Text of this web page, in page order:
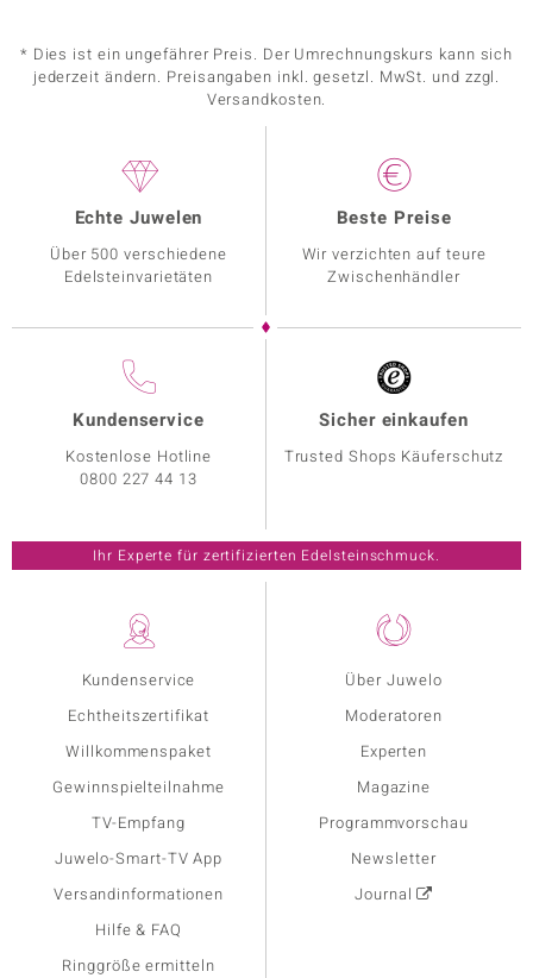
* Dies ist ein ungefährer Preis. Der Umrechnungskurs kann sich
jederzeit ändern. Preisangaben inkl. gesetzl. MwSt. und zzgl.
Versandkosten.
Kundenservice
Echtheitszertifikat
Willkommenspaket
Gewinnspielteilnahme
TV-Empfang
Juwelo-Smart-TV App
Versandinformationen
Hilfe & FAQ
Ringgröße ermitteln
Über Juwelo
Moderatoren
Experten
Magazine
Programmvorschau
Newsletter
Journal
Echte Juwelen
Über 500 verschiedene
Edelsteinvarietäten
Beste Preise
Wir verzichten auf teure
Zwischenhändler
Kundenservice
Kostenlose Hotline
0800 227 44 13
Sicher einkaufen
Trusted Shops Käuferschutz
Ihr Experte für zertifizierten Edelsteinschmuck.